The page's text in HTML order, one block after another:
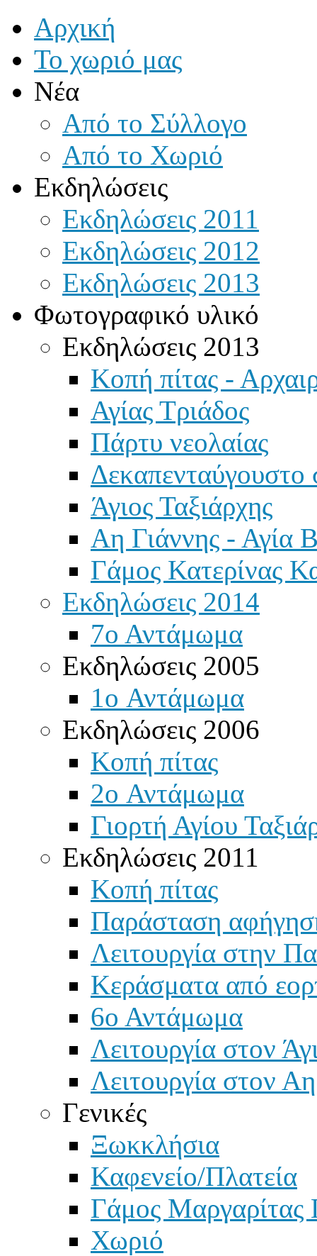
Αρχική
Το χωριό μας
Νέα
Από το Σύλλογο
Από το Χωριό
Εκδηλώσεις
Εκδηλώσεις 2011
Εκδηλώσεις 2012
Εκδηλώσεις 2013
Φωτογραφικό υλικό
Εκδηλώσεις 2013
Κοπή πίτας -
Αγίας Τριάδος
Πάρτυ νεολαίας
Δεκαπενταύγουστο
Άγιος Ταξιάρχης
Αη Γιάννης - Αγία
Γάμος Κατερίνας
Εκδηλώσεις 2014
7ο Αντάμωμα
Εκδηλώσεις 2005
1o Αντάμωμα
Εκδηλώσεις 2006
Κοπή πίτας
2o Αντάμωμα
Γιορτή Αγίου
Εκδηλώσεις 2011
Κοπή πίτας
Παράσταση
Λειτουργία στην
Κεράσματα από
6ο Αντάμωμα
Λειτουργία στον
Λειτουργία στον
Γενικές
Ξωκκλήσια
Καφενείο/Πλατεία
Γάμος
Χωριό